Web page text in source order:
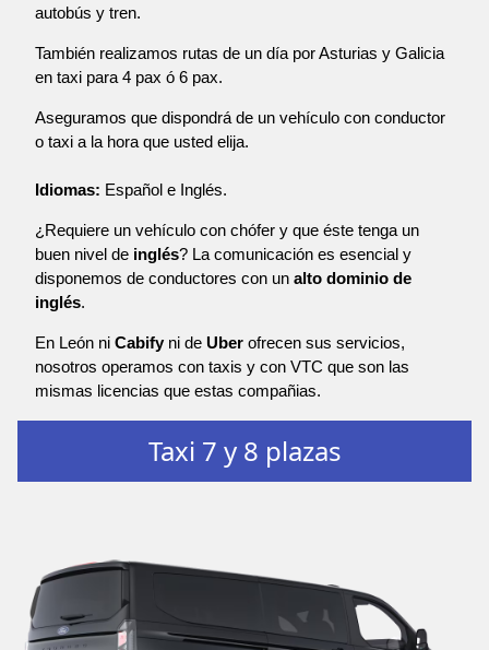
autobús y tren.
También realizamos rutas de un día por Asturias y Galicia
en taxi para 4 pax ó 6 pax.
Aseguramos que dispondrá de un vehículo con conductor
o taxi a la hora que usted elija.
Idiomas: Español e Inglés.
¿Requiere un vehículo con chófer y que éste tenga un
buen nivel de inglés? La comunicación es esencial y
disponemos de conductores con un alto dominio de
inglés.
En León ni Cabify ni de Uber ofrecen sus servicios,
nosotros operamos con taxis y con VTC que son las
mismas licencias que estas compañias.
Taxi 7 y 8 plazas